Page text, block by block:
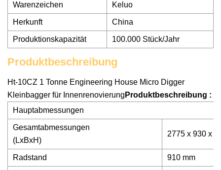
Warenzeichen Keluo
Herkunft China
Produktionskapazität 100.000 Stück/Jahr
Produktbeschreibung
Ht-10CZ 1 Tonne Engineering House Micro Digger
Kleinbagger für Innenrenovierung Produktbeschreibung :
Hauptabmessungen
Gesamtabmessungen
(LxBxH)
2775 x 930 x
Radstand 910 mm